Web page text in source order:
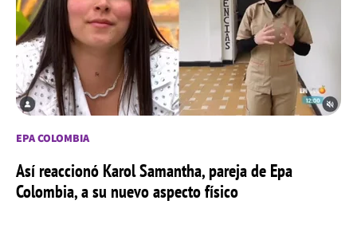
EPA COLOMBIA
Así reaccionó Karol Samantha, pareja de Epa
Colombia, a su nuevo aspecto físico